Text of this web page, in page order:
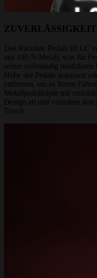
ZUVERLÄSSIGKEIT
Das Raceline Pedals III LC
aus 100 % Metall, was für
seiner vollständig
Höhe der Pedale anpassen
entfernen, um es Ihrem
Metallpedalköpfe mit
Design ab und verleihen ihm
Touch.